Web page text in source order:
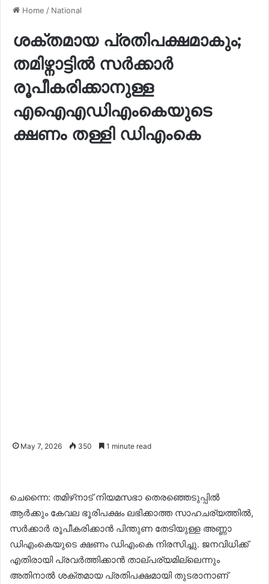
Home / National
ശക്തമായ പ്രതിപക്ഷമാകും;
തമിഴ്നാട്ടിൽ സർക്കാർ
രൂപീകരിക്കാനുള്ള
എഐഎഡിഎംകെയുടെ
ക്ഷണം തള്ളി ഡിഎംകെ
May 7, 2026 350 1 minute read
ചെന്നൈ: തമിഴ്‌നാട് നിയമസഭാ തെരഞ്ഞെടുപ്പിൽ
ആർക്കും കേവല ഭൂരിപക്ഷം ലഭിക്കാത്ത സാഹചര്യത്തിൽ,
സർക്കാർ രൂപീകരിക്കാൻ പിന്തുണ തേടിയുള്ള അണ്ണാ
ഡിഎംകെയുടെ ക്ഷണം ഡിഎംകെ നിരസിച്ചു. ജനവിധിക്ക്
എതിരായി പ്രവർത്തിക്കാൻ താല്പര്യമില്ലെന്നും
അതിനാൽ ശക്തമായ പ്രതിപക്ഷമായി തുടരാനാണ്